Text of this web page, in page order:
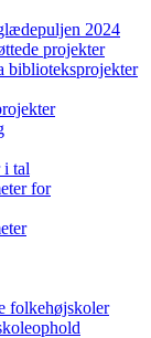
2024
projekter
biblioteksprojekter
i tal
for
folkehøjskoler